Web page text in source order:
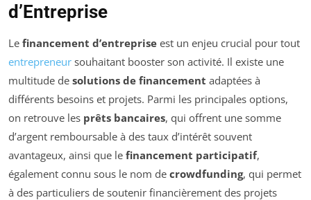
d’Entreprise
Le financement d’entreprise est un enjeu crucial pour tout
entrepreneur souhaitant booster son activité. Il existe une
multitude de solutions de financement adaptées à
différents besoins et projets. Parmi les principales options,
on retrouve les prêts bancaires, qui offrent une somme
d’argent remboursable à des taux d’intérêt souvent
avantageux, ainsi que le financement participatif,
également connu sous le nom de crowdfunding, qui permet
à des particuliers de soutenir financièrement des projets